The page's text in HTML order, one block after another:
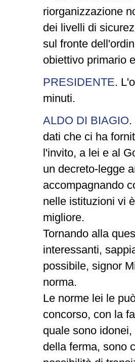
riorganizzazione
dei livelli di
sul fronte
obiettivo primario
PRESIDENTE.
minuti.
ALDO DI BIAGIO
dati che ci ha
l'invito, a lei e al
un decreto-legge
accompagnando
nelle istituzioni vi
migliore.
Tornando alla
interessanti,
possibile, signor
norma.
Le norme lei le
concorso, con la
quale sono
della ferma, sono